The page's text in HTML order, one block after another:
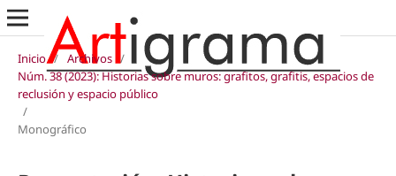
Inicio / Archivos /
Núm. 38 (2023): Historias sobre muros: grafitos, grafitis, espacios de
reclusión y espacio público
/
Monográfico